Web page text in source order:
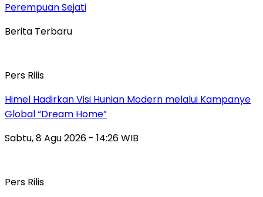
Perempuan Sejati
Berita Terbaru
Pers Rilis
Himel Hadirkan Visi Hunian Modern melalui Kampanye
Global “Dream Home”
Sabtu, 8 Agu 2026 - 14:26 WIB
Pers Rilis